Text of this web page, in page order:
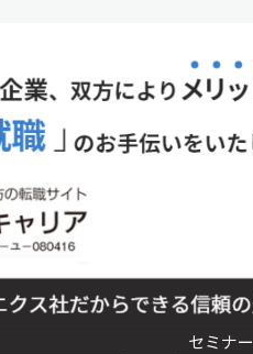
セミナー